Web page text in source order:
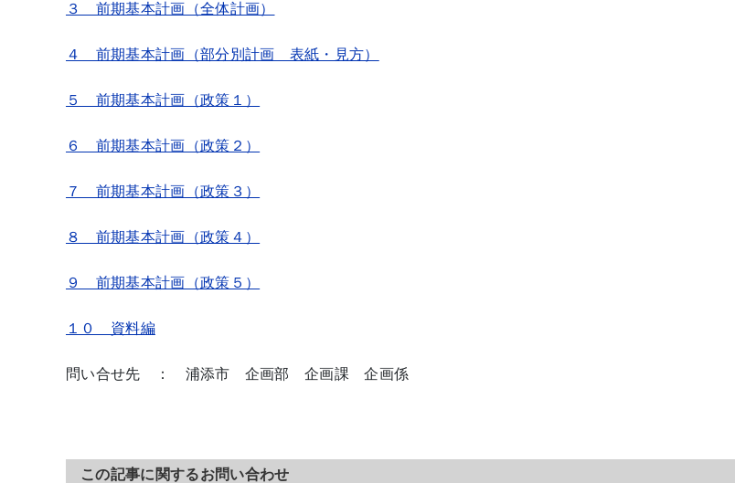
３ 前期基本計画（全体計画）
４ 前期基本計画（部分別計画 表紙・見方）
５ 前期基本計画（政策１）
６ 前期基本計画（政策２）
７ 前期基本計画（政策３）
８ 前期基本計画（政策４）
９ 前期基本計画（政策５）
１０ 資料編
問い合せ先 ： 浦添市 企画部 企画課 企画係
この記事に関するお問い合わせ